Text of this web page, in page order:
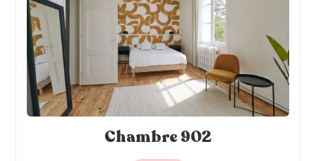
Chambre 902